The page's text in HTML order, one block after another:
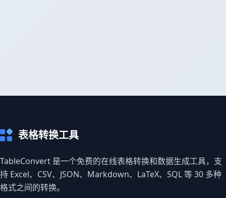
表格转换工具
TableConvert 是一个免费的在线表格转换和数据生成工具，支
持 Excel、CSV、JSON、Markdown、LaTeX、SQL 等 30 多种
格式之间的转换。